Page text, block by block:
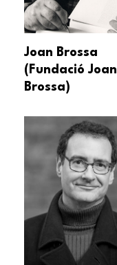
Joan Brossa
(Fundació Joan
Brossa)